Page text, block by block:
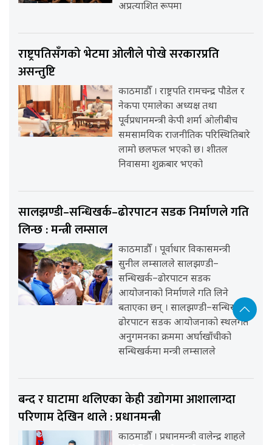
अप्रत्याशित रूपमा
राष्ट्रपतिसँगको भेटमा ओलीले पोखे सरकारप्रति
असन्तुष्टि
काठमाडौँ । राष्ट्रपति रामचन्द्र पौडेल र
नेकपा एमालेका अध्यक्ष तथा
पूर्वप्रधानमन्त्री केपी शर्मा ओलीबीच
समसामयिक राजनीतिक परिस्थितिबारे
लामो छलफल भएको छ। शीतल
निवासमा शुक्रबार भएको
सालझण्डी–सन्धिखर्क–ढोरपाटन सडक निर्माणले गति
लिन्छ : मन्त्री लम्साल
काठमाडौँ । पूर्वाधार विकासमन्त्री
सुनील लम्सालले सालझण्डी–
सन्धिखर्क–ढोरपाटन सडक
आयोजनाको निर्माणले गति लिने
बताएका छन् । सालझण्डी–सन्धिखर्क–
ढोरपाटन सडक आयोजनाको स्थलगत
अनुगमनका क्रममा अर्घाखाँचीको
सन्धिखर्कमा मन्त्री लम्सालले
बन्द र घाटामा थलिएका केही उद्योगमा आशालाग्दा
परिणाम देखिन थाले : प्रधानमन्त्री
काठमाडौँ । प्रधानमन्त्री वालेन्द्र शाहले